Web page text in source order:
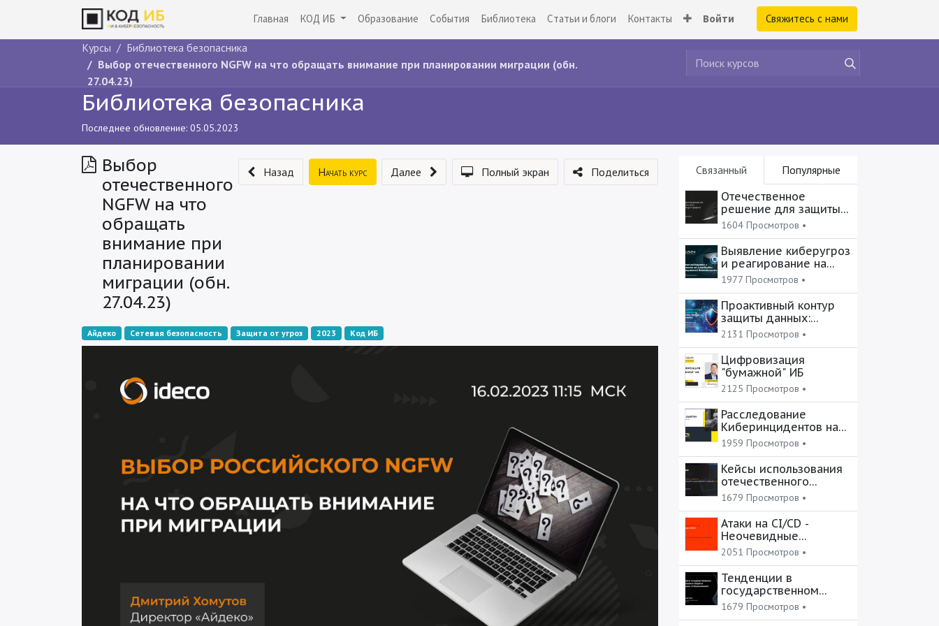
Главная КОД ИБ Образование События Библиотека Статьи и блоги Контакты Войти Свяжитесь с нами
Курсы
Библиотека безопасника
Выбор отечественного NGFW на что обращать внимание при планировании миграции (обн.
27.04.23)
Библиотека безопасника
Последнее обновление: 05.05.2023
Связанный
Популярные
Отечественное
решение для защиты
сети и фильтрации
трафика
1604 Просмотров •
Выявление киберугроз
и реагирование на
инциденты ИБ
1977 Просмотров •
Проактивный контур
защиты данных:
пропустить нельзя
блокировать
2131 Просмотров •
Цифровизация
"бумажной" ИБ
2125 Просмотров •
Расследование
Киберинцидентов на
практике
1959 Просмотров •
Кейсы использования
отечественного
межсетевого экрана
1679 Просмотров •
Атаки на CI/CD -
Неочевидные
последствия развитых
автоматизаций
2051 Просмотров •
Тенденции в
государственном
регулировании защиты
информации
1679 Просмотров •
Выбор
отечественного
NGFW на что
обращать
внимание при
планировании
миграции (обн.
27.04.23)
Назад Начать курс Далее Полный экран Поделиться
Айдеко Сетевая безопасность Защита от угроз 2023 Код ИБ